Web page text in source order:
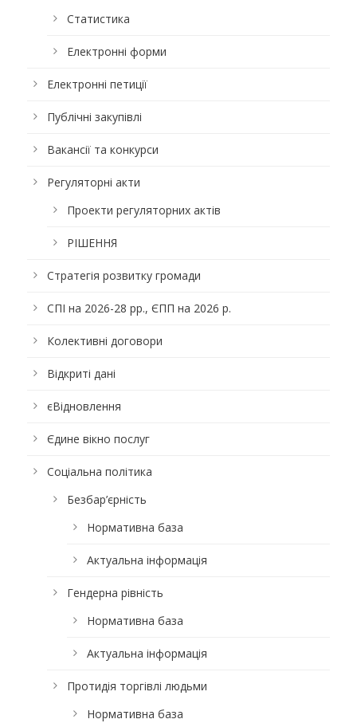
Статистика
Електронні форми
Електронні петиції
Публічні закупівлі
Вакансії та конкурси
Регуляторні акти
Проекти регуляторних актів
РІШЕННЯ
Стратегія розвитку громади
СПІ на 2026-28 рр., ЄПП на 2026 р.
Колективні договори
Відкриті дані
єВідновлення
Єдине вікно послуг
Соціальна політика
Безбар’єрність
Нормативна база
Актуальна інформація
Гендерна рівність
Нормативна база
Актуальна інформація
Протидія торгівлі людьми
Нормативна база